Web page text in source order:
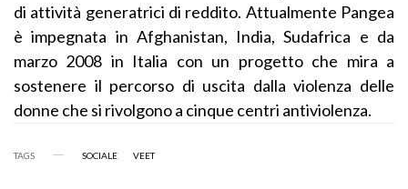
di attività generatrici di reddito. Attualmente Pangea
è impegnata in Afghanistan, India, Sudafrica e da
marzo 2008 in Italia con un progetto che mira a
sostenere il percorso di uscita dalla violenza delle
donne che si rivolgono a cinque centri antiviolenza.
TAGS SOCIALE VEET